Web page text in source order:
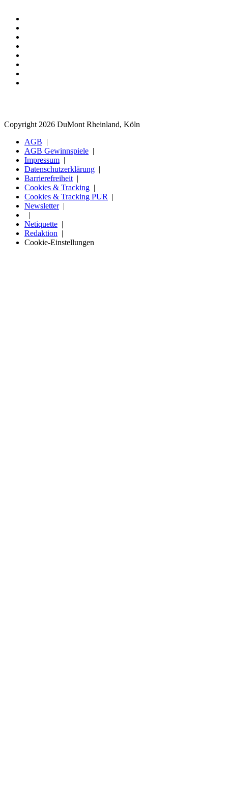
Copyright 2026 DuMont Rheinland, Köln
AGB
AGB Gewinnspiele
Impressum
Datenschutzerklärung
Barrierefreiheit
Cookies & Tracking
Cookies & Tracking PUR
Newsletter
Netiquette
Redaktion
Cookie-Einstellungen